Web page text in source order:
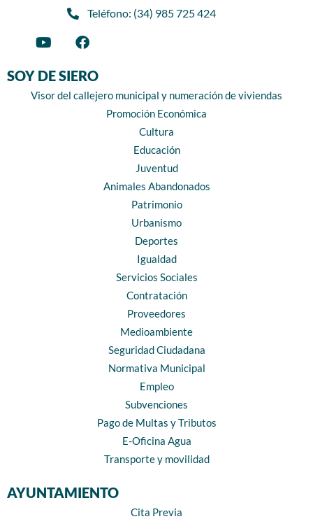
Teléfono: (34) 985 725 424
SOY DE SIERO
Visor del callejero municipal y numeración de viviendas
Promoción Económica
Cultura
Educación
Juventud
Animales Abandonados
Patrimonio
Urbanismo
Deportes
Igualdad
Servicios Sociales
Contratación
Proveedores
Medioambiente
Seguridad Ciudadana
Normativa Municipal
Empleo
Subvenciones
Pago de Multas y Tributos
E-Oficina Agua
Transporte y movilidad
AYUNTAMIENTO
Cita Previa